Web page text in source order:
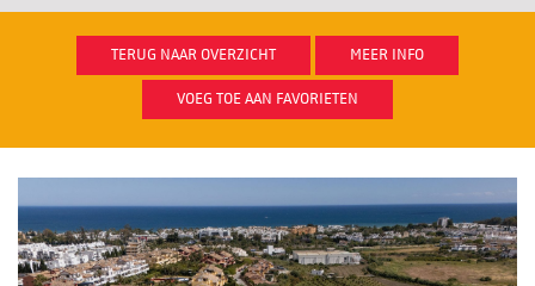
TERUG NAAR OVERZICHT MEER INFO
VOEG TOE AAN FAVORIETEN